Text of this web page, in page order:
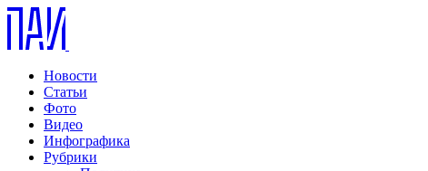
Новости
Статьи
Фото
Видео
Инфографика
Рубрики